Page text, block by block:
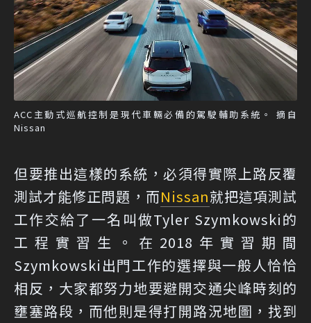
ACC主動式巡航控制是現代車輛必備的駕駛輔助系統。 摘自
Nissan
但要推出這樣的系統，必須得實際上路反覆
測試才能修正問題，而Nissan就把這項測試
工作交給了一名叫做Tyler Szymkowski的
工程實習生。在2018年實習期間
Szymkowski出門工作的選擇與一般人恰恰
相反，大家都努力地要避開交通尖峰時刻的
壅塞路段，而他則是得打開路況地圖，找到